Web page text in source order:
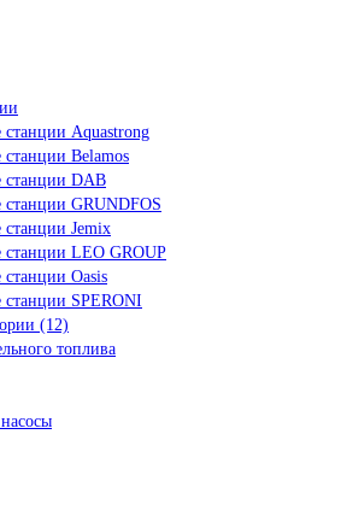
станции Aquastrong
станции Belamos
станции DAB
станции GRUNDFOS
станции Jemix
станции LEO GROUP
Oasis
станции SPERONI
(12)
топлива